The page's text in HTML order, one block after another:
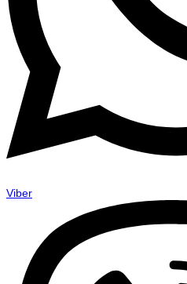
Viber